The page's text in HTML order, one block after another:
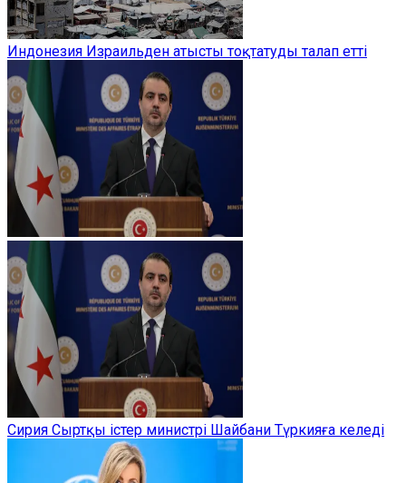
Индонезия Израильден атысты тоқтатуды талап етті
Сирия Сыртқы істер министрі Шайбани Түркияға келеді